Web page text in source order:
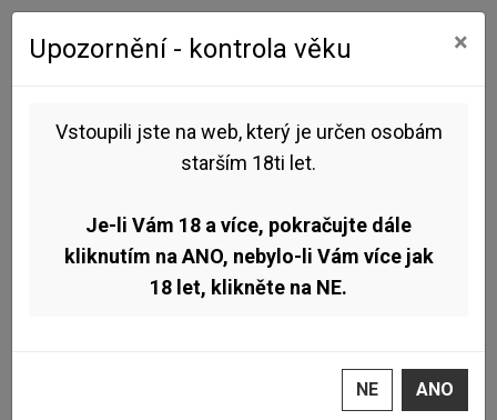
Upozornění - kontrola věku ×
Vstoupili jste na web, který je určen osobám
starším 18ti let.
Je-li Vám 18 a více, pokračujte dále
kliknutím na ANO, nebylo-li Vám více jak
18 let, klikněte na NE.
NE ANO